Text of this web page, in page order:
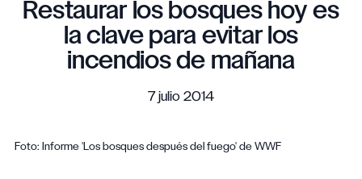
Restaurar los bosques hoy es
la clave para evitar los
incendios de mañana
7 julio 2014
Foto: Informe 'Los bosques después del fuego' de WWF